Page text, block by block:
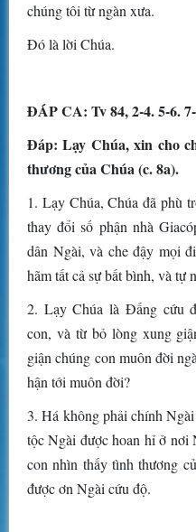
chúng tôi từ ngàn xưa.
Ðó là lời Chúa.
ÐÁP CA: Tv 84, 2-4. 5-6.
Ðáp: Lạy Chúa, xin cho
thương của Chúa (c. 8a).
1. Lạy Chúa, Chúa đã phù
thay đổi số phận nhà
dân Ngài, và che đậy mọi
hãm tất cả sự bất bình, và tự
2. Lạy Chúa là Ðấng cứu
con, và từ bỏ lòng xung
giận chúng con muôn đời
hận tới muôn đời?
3. Há không phải chính
tộc Ngài được hoan hỉ ở nơi
con nhìn thấy tình thương
được ơn Ngài cứu độ.